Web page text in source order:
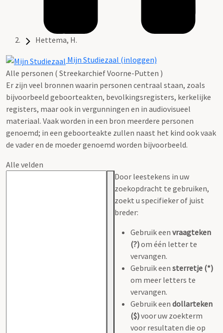
Hettema, H.
Mijn Studiezaal (inloggen)
Alle personen ( Streekarchief Voorne-Putten )
Er zijn veel bronnen waarin personen centraal staan, zoals
bijvoorbeeld geboorteakten, bevolkingsregisters, kerkelijke
registers, maar ook in vergunningen en in audiovisueel
materiaal. Vaak worden in een bron meerdere personen
genoemd; in een geboorteakte zullen naast het kind ook vaak
de vader en de moeder genoemd worden bijvoorbeeld.
Alle velden
Door leestekens in uw
zoekopdracht te gebruiken,
zoekt u specifieker of juist
breder:
Gebruik een vraagteken
(?)om één letter te
vervangen.
Gebruik een sterretje (*)
om meer letters te
vervangen.
Gebruik een dollarteken
($)voor uw zoekterm
voor resultaten die op